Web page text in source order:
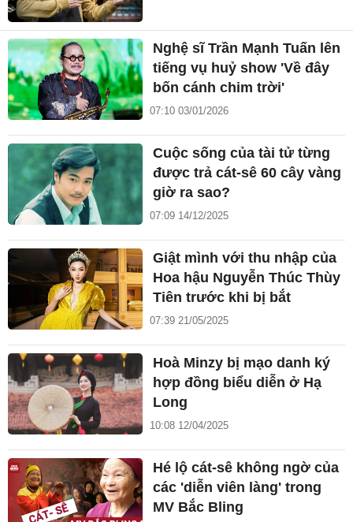
Nghệ sĩ Trần Mạnh Tuấn lên
tiếng vụ huỷ show 'Về đây
bốn cánh chim trời'
07:10 03/01/2026
Cuộc sống của tài tử từng
được trả cát-sê 60 cây vàng
giờ ra sao?
07:09 14/12/2025
Giật mình với thu nhập của
Hoa hậu Nguyễn Thúc Thùy
Tiên trước khi bị bắt
07:39 21/05/2025
Hoà Minzy bị mạo danh ký
hợp đồng biểu diễn ở Hạ
Long
10:08 12/04/2025
Hé lộ cát-sê không ngờ của
các 'diễn viên làng' trong
MV Bắc Bling